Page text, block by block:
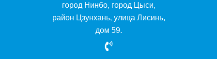
город Нинбо, город Цыси,
район Цзунхань, улица Лисинь,
дом 59.